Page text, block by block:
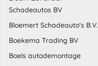
Schadeautos BV
Bloemert Schadeauto's B.V.
Boekema Trading BV
Boels autodemontage